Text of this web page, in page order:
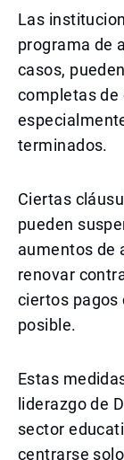
Las
programa de
casos,
completas de
terminados.
Ciertas
pueden
aumentos de
renovar
ciertos pagos
posible.
Estas
liderazgo de
sector
centrarse